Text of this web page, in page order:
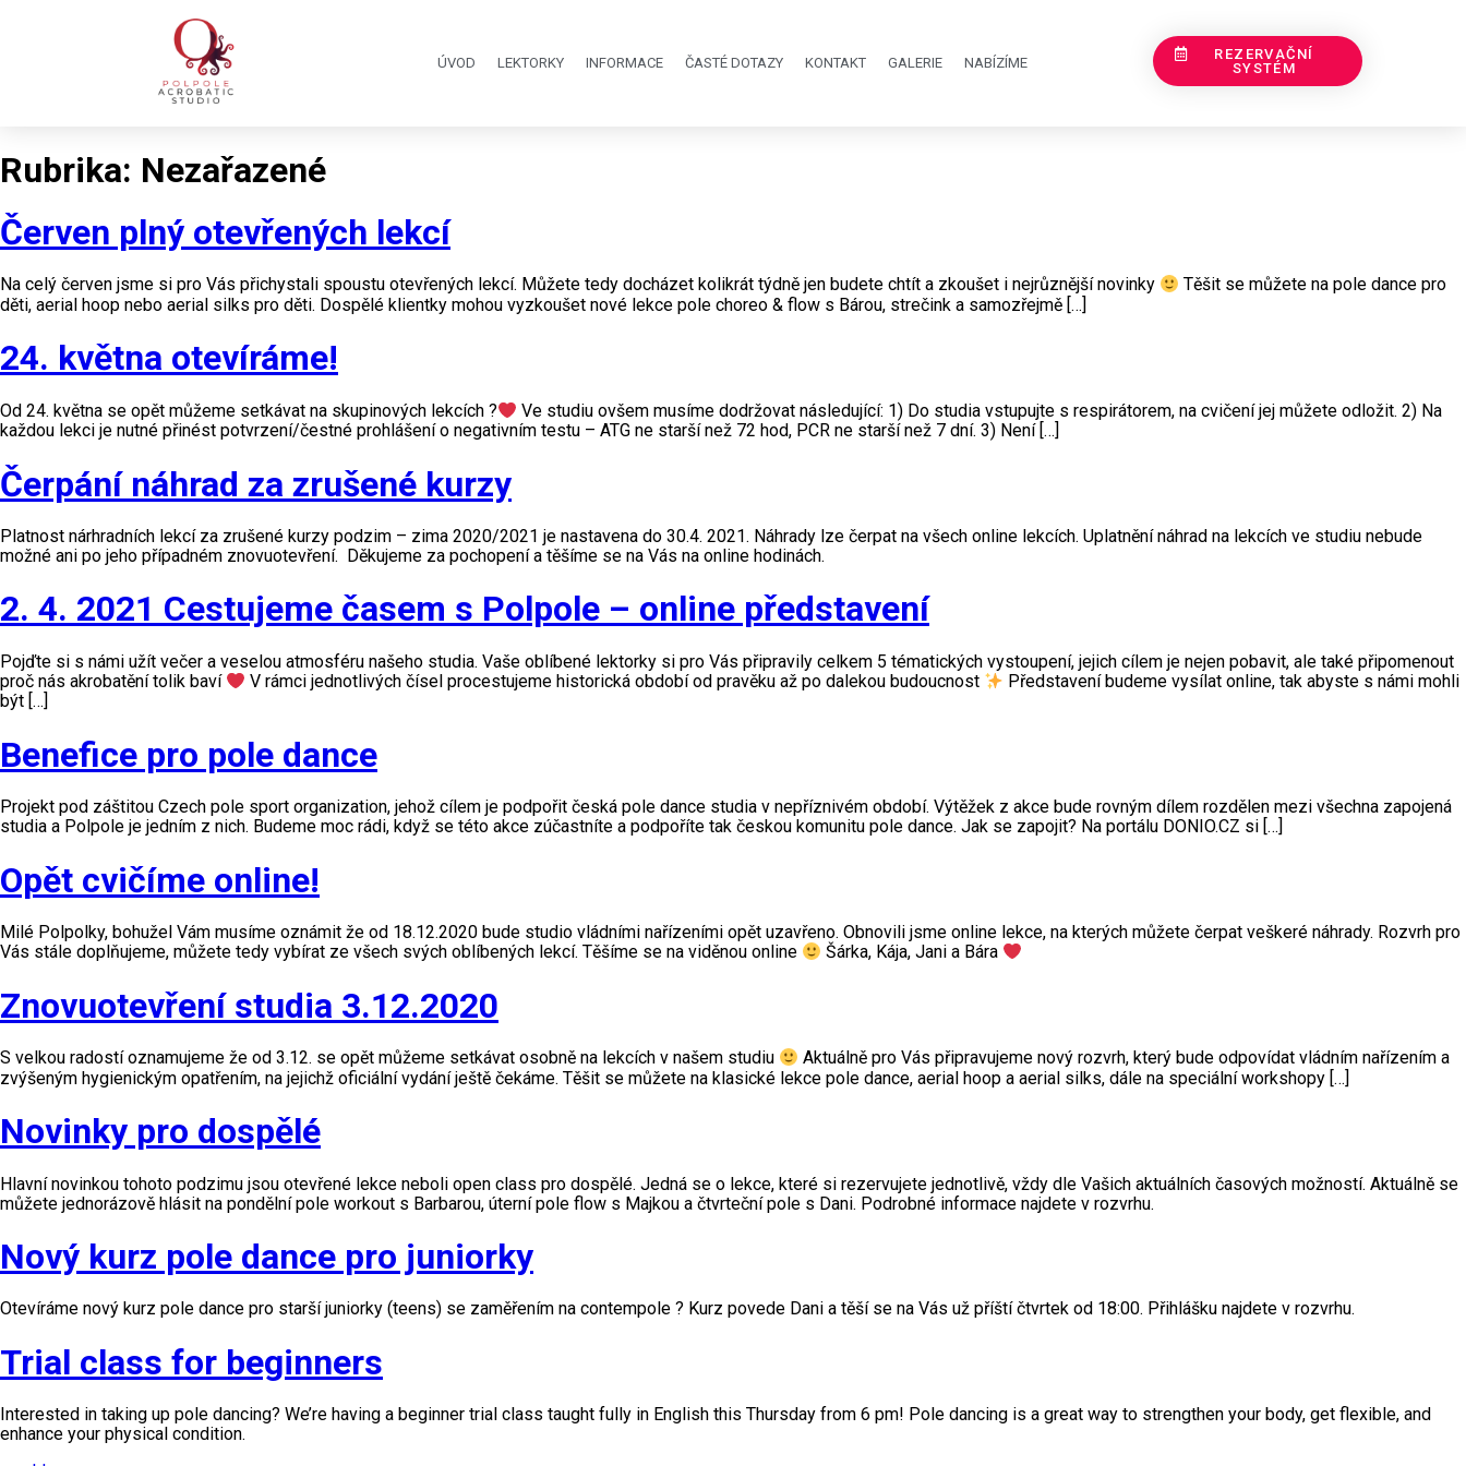
ÚVOD LEKTORKY INFORMACE ČASTÉ DOTAZY KONTAKT GALERIE NABÍZÍME
REZERVAČNÍ
SYSTÉM
Rubrika: Nezařazené
Červen plný otevřených lekcí
Na celý červen jsme si pro Vás přichystali spoustu otevřených lekcí. Můžete tedy docházet kolikrát týdně jen budete chtít a zkoušet i nejrůznější novinky
Těšit se můžete na pole dance pro
děti, aerial hoop nebo aerial silks pro děti. Dospělé klientky mohou vyzkoušet nové lekce pole choreo & flow s Bárou, strečink a samozřejmě […]
24. května otevíráme!
Od 24. května se opět můžeme setkávat na skupinových lekcích ?
Ve studiu ovšem musíme dodržovat následující: 1) Do studia vstupujte s respirátorem, na cvičení jej můžete odložit. 2) Na
každou lekci je nutné přinést potvrzení/čestné prohlášení o negativním testu – ATG ne starší než 72 hod, PCR ne starší než 7 dní. 3) Není […]
Čerpání náhrad za zrušené kurzy
Platnost nárhradních lekcí za zrušené kurzy podzim – zima 2020/2021 je nastavena do 30.4. 2021. Náhrady lze čerpat na všech online lekcích. Uplatnění náhrad na lekcích ve studiu nebude
možné ani po jeho případném znovuotevření. Děkujeme za pochopení a těšíme se na Vás na online hodinách.
2. 4. 2021 Cestujeme časem s Polpole – online představení
Pojďte si s námi užít večer a veselou atmosféru našeho studia. Vaše oblíbené lektorky si pro Vás připravily celkem 5 tématických vystoupení, jejich cílem je nejen pobavit, ale také připomenout
proč nás akrobatění tolik baví
V rámci jednotlivých čísel procestujeme historická období od pravěku až po dalekou budoucnost
Představení budeme vysílat online, tak abyste s námi mohli
být […]
Benefice pro pole dance
Projekt pod záštitou Czech pole sport organization, jehož cílem je podpořit česká pole dance studia v nepříznivém období. Výtěžek z akce bude rovným dílem rozdělen mezi všechna zapojená
studia a Polpole je jedním z nich. Budeme moc rádi, když se této akce zúčastníte a podpoříte tak českou komunitu pole dance. Jak se zapojit? Na portálu DONIO.CZ si […]
Opět cvičíme online!
Milé Polpolky, bohužel Vám musíme oznámit že od 18.12.2020 bude studio vládními nařízeními opět uzavřeno. Obnovili jsme online lekce, na kterých můžete čerpat veškeré náhrady. Rozvrh pro
Vás stále doplňujeme, můžete tedy vybírat ze všech svých oblíbených lekcí. Těšíme se na viděnou online
Šárka, Kája, Jani a Bára
Znovuotevření studia 3.12.2020
S velkou radostí oznamujeme že od 3.12. se opět můžeme setkávat osobně na lekcích v našem studiu
Aktuálně pro Vás připravujeme nový rozvrh, který bude odpovídat vládním nařízením a
zvýšeným hygienickým opatřením, na jejichž oficiální vydání ještě čekáme. Těšit se můžete na klasické lekce pole dance, aerial hoop a aerial silks, dále na speciální workshopy […]
Novinky pro dospělé
Hlavní novinkou tohoto podzimu jsou otevřené lekce neboli open class pro dospělé. Jedná se o lekce, které si rezervujete jednotlivě, vždy dle Vašich aktuálních časových možností. Aktuálně se
můžete jednorázově hlásit na pondělní pole workout s Barbarou, úterní pole flow s Majkou a čtvrteční pole s Dani. Podrobné informace najdete v rozvrhu.
Nový kurz pole dance pro juniorky
Otevíráme nový kurz pole dance pro starší juniorky (teens) se zaměřením na contempole ? Kurz povede Dani a těší se na Vás už příští čtvrtek od 18:00. Přihlášku najdete v rozvrhu.
Trial class for beginners
Interested in taking up pole dancing? We’re having a beginner trial class taught fully in English this Thursday from 6 pm! Pole dancing is a great way to strengthen your body, get flexible, and
enhance your physical condition.